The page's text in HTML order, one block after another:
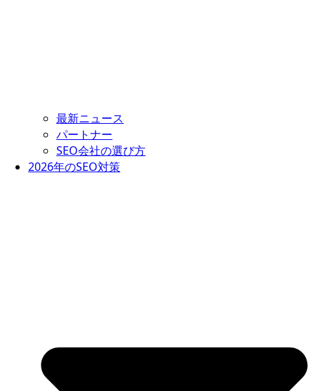
最新ニュース
パートナー
SEO会社の選び方
2026年のSEO対策